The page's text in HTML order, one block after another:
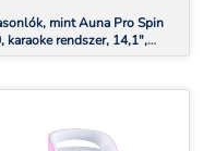
mint Auna Pro Spin
karaoke rendszer, 14,1",
2 UHF